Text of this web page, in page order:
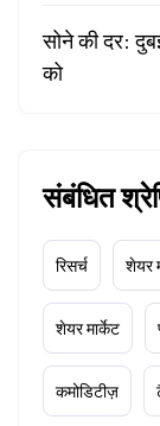
सोने की दर:
को
संबंधित
रिसर्च शेयर
शेयर मार्केट
कमोडिटीज़